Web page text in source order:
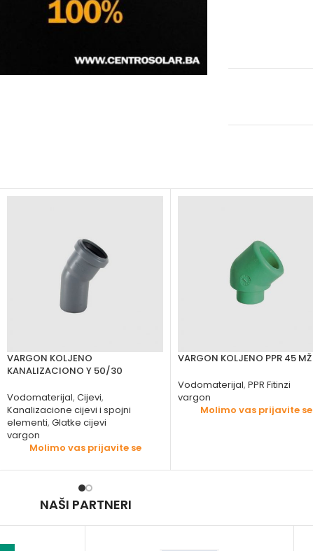
VARGON KOLJENO
KANALIZACIONO Y 50/30
Vodomaterijal, Cijevi,
Kanalizacione cijevi i spojni
elementi, Glatke cijevi
vargon
Molimo vas prijavite se
VARGON KOLJENO PPR 45 MŽ
Vodomaterijal, PPR Fitinzi
vargon
Molimo vas prijavite se
NAŠI PARTNERI